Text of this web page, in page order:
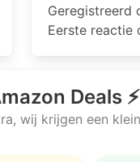
Geregistreerd
Eerste reactie
Deals ⚡
wij krijgen een